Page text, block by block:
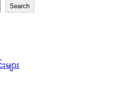
Search
ား